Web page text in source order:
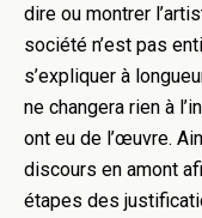
dire ou montrer
société n’est pas
s’expliquer à
ne changera rien à
ont eu de l’œuvre.
discours en amont
étapes des